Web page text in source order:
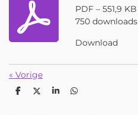
PDF – 551,9 KB
750 downloads
Download
« Vorige
D
D
S
D